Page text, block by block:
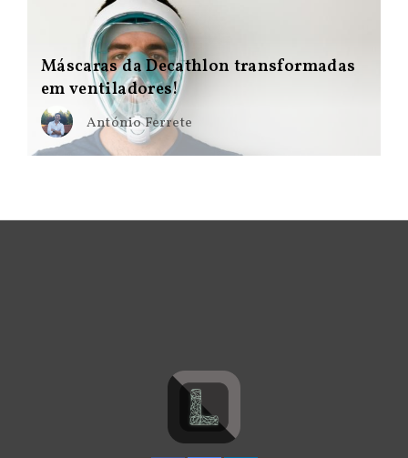
Máscaras da Decathlon transformadas
em ventiladores!
António Ferrete